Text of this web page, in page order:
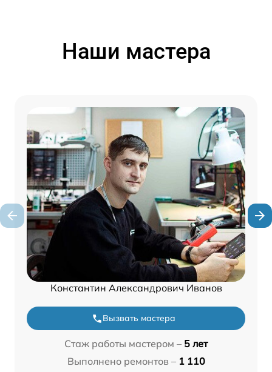
Наши мастера
Константин Александрович Иванов
Вызвать мастера
Стаж работы мастером – 5 лет
Выполнено ремонтов – 1 110